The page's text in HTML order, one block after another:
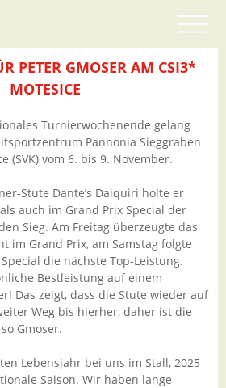
PETER GMOSER AM CSI3*
MOTESICE
Turnierwochenende gelang
Pannonia Sieggraben
(SVK) vom 6. bis 9. November.
Stute Dante’s Daiquiri holte er
auch im Grand Prix Special der
Sieg. Am Freitag überzeugte das
im Grand Prix, am Samstag folgte
die nächste Top-Leistung.
Bestleistung auf einem
Das zeigt, dass die Stute wieder auf
Weg bis hierher, daher ist die
Gmoser.
Lebensjahr bei uns im Stall, 2025
Saison. Wir haben lange